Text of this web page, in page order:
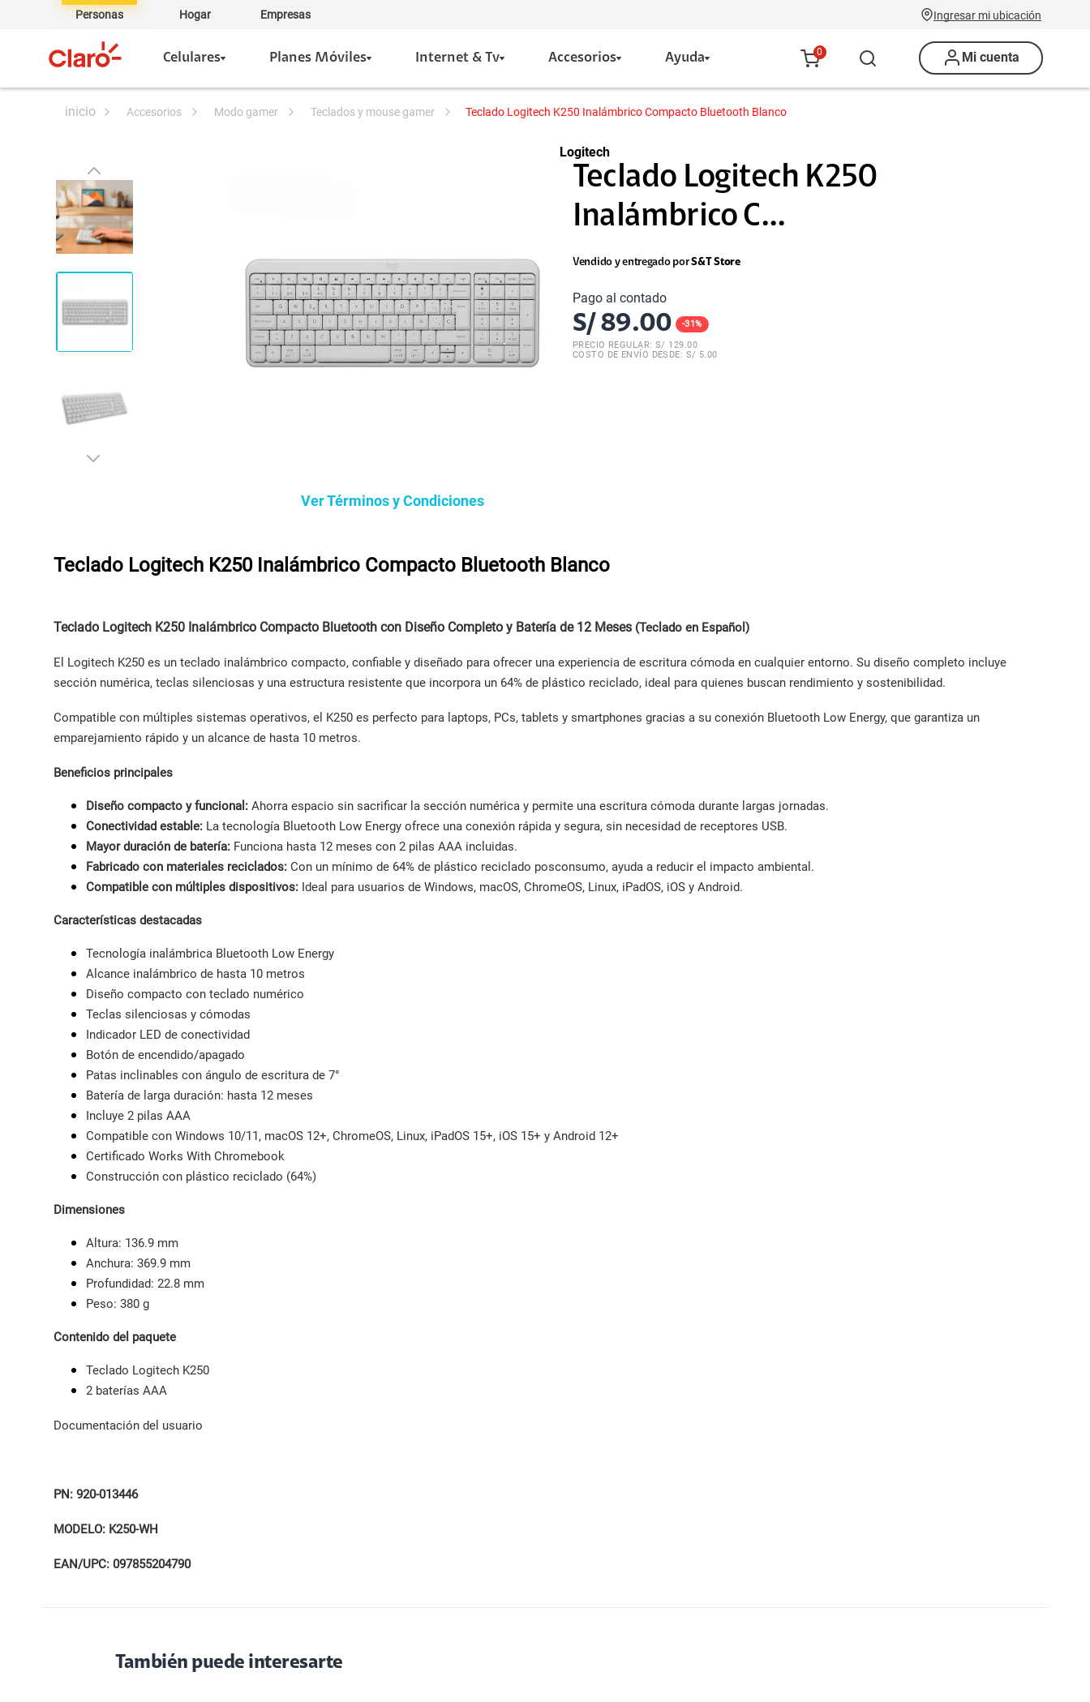
Personas Hogar Empresas Ingresar mi ubicación
Celulares Planes Móviles Internet & Tv Accesorios Ayuda 0 Mi cuenta
accesorios modo gamer teclados y mouse gamer Teclado Logitech K250 Inalámbrico Compacto Bluetooth Blanco
Ver Términos y Condiciones
Logitech
Teclado Logitech K250
Inalámbrico C...
Vendido y entregado porS&T Store
Pago al contado
S/ 89.00 -31%
PRECIO REGULAR: S/ 129.00
COSTO DE ENVÍO DESDE: S/ 5.00
Teclado Logitech K250 Inalámbrico Compacto Bluetooth Blanco
Teclado Logitech K250 Inalámbrico Compacto Bluetooth con Diseño Completo y Batería de 12 Meses (Teclado en Español)
El Logitech K250 es un teclado inalámbrico compacto, confiable y diseñado para ofrecer una experiencia de escritura cómoda en cualquier entorno. Su diseño completo incluye
sección numérica, teclas silenciosas y una estructura resistente que incorpora un 64% de plástico reciclado, ideal para quienes buscan rendimiento y sostenibilidad.
Compatible con múltiples sistemas operativos, el K250 es perfecto para laptops, PCs, tablets y smartphones gracias a su conexión Bluetooth Low Energy, que garantiza un
emparejamiento rápido y un alcance de hasta 10 metros.
Beneficios principales
Diseño compacto y funcional: Ahorra espacio sin sacrificar la sección numérica y permite una escritura cómoda durante largas jornadas.
Conectividad estable: La tecnología Bluetooth Low Energy ofrece una conexión rápida y segura, sin necesidad de receptores USB.
Mayor duración de batería: Funciona hasta 12 meses con 2 pilas AAA incluidas.
Fabricado con materiales reciclados: Con un mínimo de 64% de plástico reciclado posconsumo, ayuda a reducir el impacto ambiental.
Compatible con múltiples dispositivos: Ideal para usuarios de Windows, macOS, ChromeOS, Linux, iPadOS, iOS y Android.
Características destacadas
Tecnología inalámbrica Bluetooth Low Energy
Alcance inalámbrico de hasta 10 metros
Diseño compacto con teclado numérico
Teclas silenciosas y cómodas
Indicador LED de conectividad
Botón de encendido/apagado
Patas inclinables con ángulo de escritura de 7°
Batería de larga duración: hasta 12 meses
Incluye 2 pilas AAA
Compatible con Windows 10/11, macOS 12+, ChromeOS, Linux, iPadOS 15+, iOS 15+ y Android 12+
Certificado Works With Chromebook
Construcción con plástico reciclado (64%)
Dimensiones
Altura: 136.9 mm
Anchura: 369.9 mm
Profundidad: 22.8 mm
Peso: 380 g
Contenido del paquete
Teclado Logitech K250
2 baterías AAA
Documentación del usuario
PN: 920-013446
MODELO: K250-WH
EAN/UPC: 097855204790
También puede interesarte